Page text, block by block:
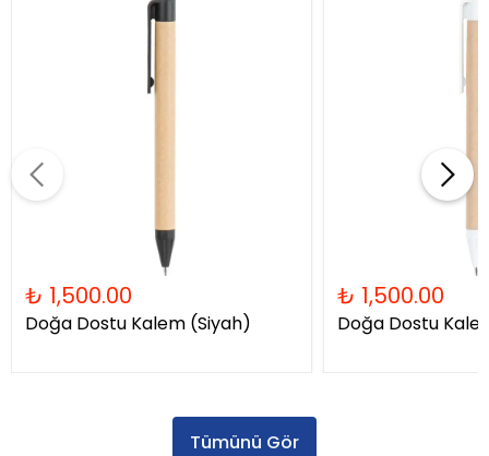
₺ 1,500.00
Doğa Dostu Kalem (Siyah)
₺ 1,500.00
Doğa Dostu
Tümünü Gör